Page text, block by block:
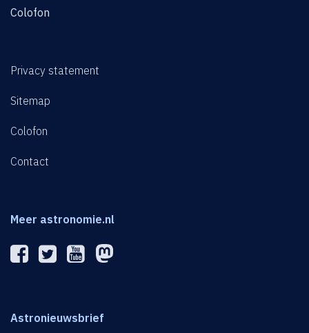
Colofon
Privacy statement
Sitemap
Colofon
Contact
Meer astronomie.nl
Astronieuwsbrief